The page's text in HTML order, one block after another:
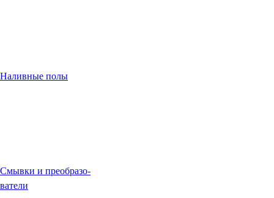
Наливные полы
Смывки и преобразо-
ватели